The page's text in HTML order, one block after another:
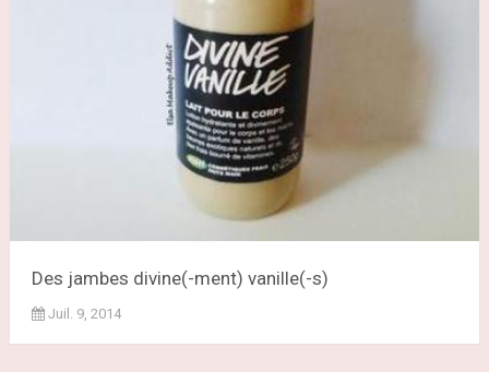
Des jambes divine(-ment) vanille(-s)
Juil. 9, 2014